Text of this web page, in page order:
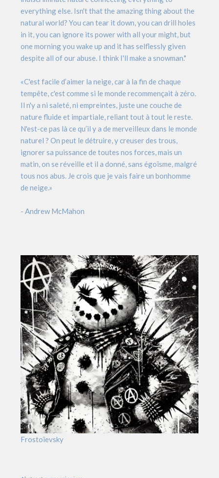
everything else. Isn't that the amazing thing about the
natural world? You can tear it down, you can drill holes
in it, you can ignore its power with all your might, but
one morning you wake up and it has selflessly given
despite all of our abuse. I think I'll make a snowman."
«C'est facile d’aimer la neige, car à la fin de chaque
tempête, c'est comme si le monde recommençait à zéro.
Il n'y a ni saleté, ni empreintes, juste une couche de
nature fluide et impartiale, reliant tout à tout le reste.
N'est-ce pas là ce qu’il y a de merveilleux dans le monde
naturel ? On peut le détruire, y creuser des trous,
ignorer sa puissance de toutes nos forces, mais un
matin, on se réveille et il a donné, sans égoïsme, malgré
tous nos abus. Je crois que je vais faire un bonhomme
de neige.»
- Andrew McMahon
Frostoïevsky